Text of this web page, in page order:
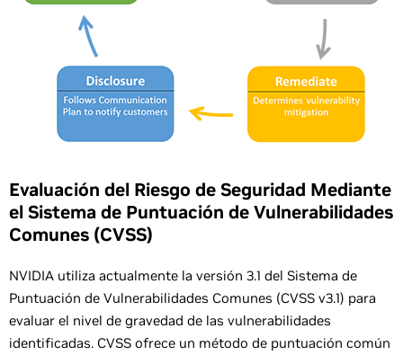
Evaluación del Riesgo de Seguridad Mediante
el Sistema de Puntuación de Vulnerabilidades
Comunes (CVSS)
NVIDIA utiliza actualmente la versión 3.1 del Sistema de
Puntuación de Vulnerabilidades Comunes (CVSS v3.1) para
evaluar el nivel de gravedad de las vulnerabilidades
identificadas. CVSS ofrece un método de puntuación común